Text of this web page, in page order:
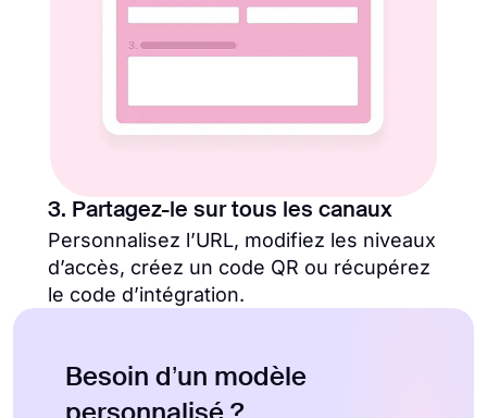
3. Partagez-le sur tous les canaux
Personnalisez l’URL, modifiez les niveaux
d’accès, créez un code QR ou récupérez
le code d’intégration.
Besoin d’un modèle